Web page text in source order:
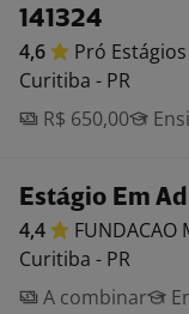
141324
4,6 Pró Estágios
Curitiba - PR
R$ 650,00
Estágio Em
4,4 FUNDACAO
Curitiba - PR
A combinar